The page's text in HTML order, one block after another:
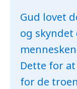
Gud lovet
og
Dette for
for de